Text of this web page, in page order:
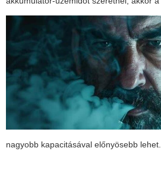
nagyobb kapacitásával előnyösebb lehet.